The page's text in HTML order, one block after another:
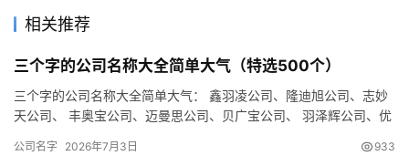
相关推荐
三个字的公司名称大全简单大气（特选500个）
三个字的公司名称大全简单大气： 鑫羽凌公司、隆迪旭公司、志妙
天公司、 丰奥宝公司、迈曼思公司、贝广宝公司、 羽泽辉公司、优
公司名字 2026年7月3日 933